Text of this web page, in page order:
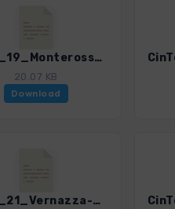
CinTe_19_Monterosso-Vernazza.gpx
20.07 KB
Download
CinTe_21_Vernazza-Corniglia.gpx